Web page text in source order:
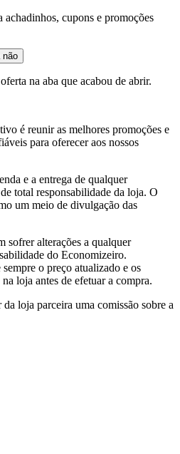
achadinhos, cupons e promoções
não
na aba que acabou de abrir.
é reunir as melhores promoções e
para oferecer aos nossos
e a entrega de qualquer
total responsabilidade da loja. O
um meio de divulgação das
sofrer alterações a qualquer
do Economizeiro.
o preço atualizado e os
loja antes de efetuar a compra.
loja parceira uma comissão sobre a